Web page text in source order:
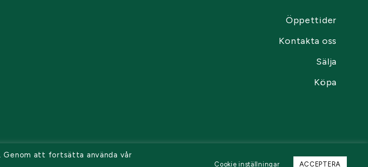
Öppettider
Kontakta oss
Sälja
Köpa
Genom att fortsätta använda vår
Cookie inställningar ACCEPTERA